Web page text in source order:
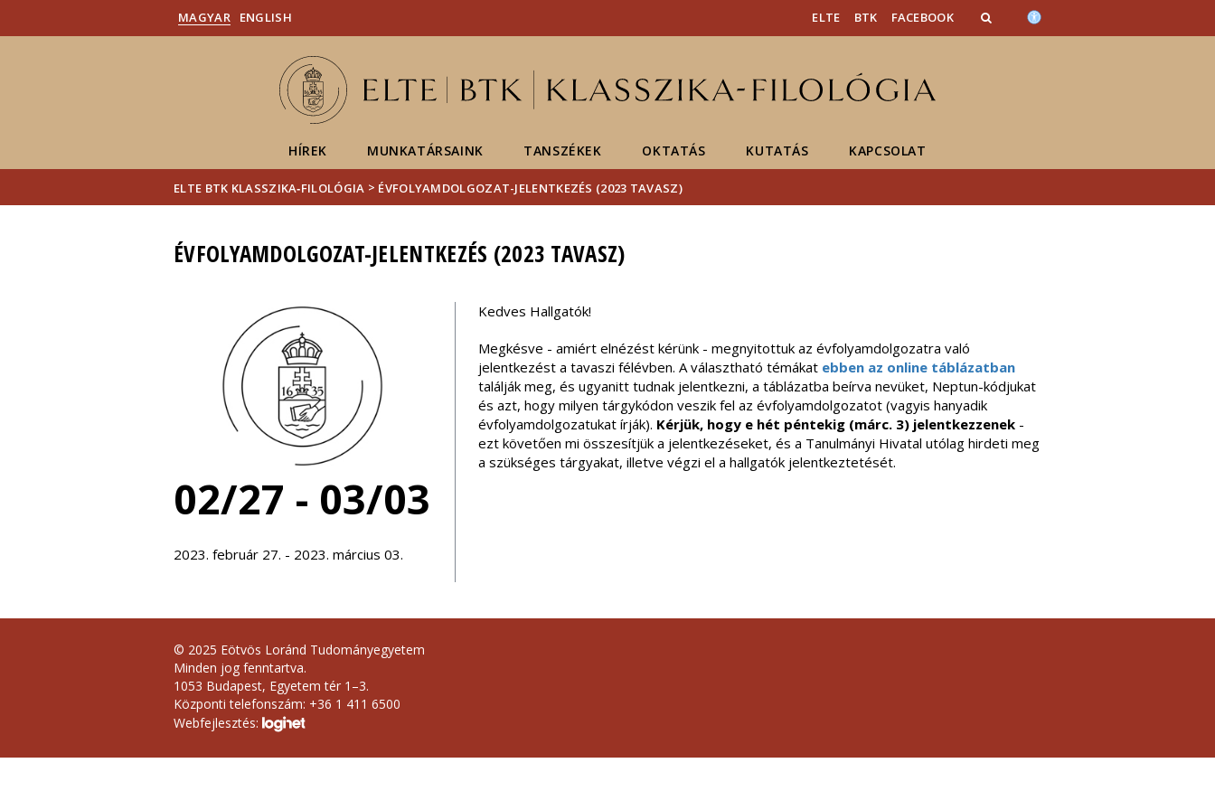
MAGYAR ENGLISH ELTE BTK FACEBOOK
HÍREK MUNKATÁRSAINK TANSZÉKEK OKTATÁS KUTATÁS KAPCSOLAT
ELTE BTK KLASSZIKA‑FILOLÓGIA > ÉVFOLYAMDOLGOZAT-JELENTKEZÉS (2023 TAVASZ)
ÉVFOLYAMDOLGOZAT-JELENTKEZÉS (2023 TAVASZ)
02/27 - 03/03
2023. február 27. - 2023. március 03.
Kedves Hallgatók!
Megkésve - amiért elnézést kérünk - megnyitottuk az évfolyamdolgozatra való
jelentkezést a tavaszi félévben. A választható témákat ebben az online táblázatban
találják meg, és ugyanitt tudnak jelentkezni, a táblázatba beírva nevüket, Neptun-kódjukat
és azt, hogy milyen tárgykódon veszik fel az évfolyamdolgozatot (vagyis hanyadik
évfolyamdolgozatukat írják). Kérjük, hogy e hét péntekig (márc. 3) jelentkezzenek-
ezt követően mi összesítjük a jelentkezéseket, és a Tanulmányi Hivatal utólag hirdeti meg
a szükséges tárgyakat, illetve végzi el a hallgatók jelentkeztetését.
© 2025 Eötvös Loránd Tudományegyetem
Minden jog fenntartva.
1053 Budapest, Egyetem tér 1–3.
Központi telefonszám: +36 1 411 6500
Webfejlesztés: